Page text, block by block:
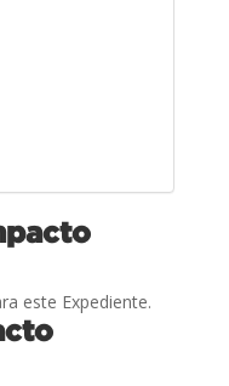
este Expediente.